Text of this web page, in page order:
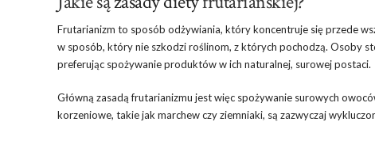
Frutarianizm to sposób odżywiania, który koncentruje się przede
w sposób, który nie szkodzi roślinom, z których pochodzą. Osoby
preferując spożywanie produktów w ich naturalnej, surowej postaci.
Główną zasadą frutarianizmu jest więc spożywanie surowych
korzeniowe, takie jak marchew czy ziemniaki, są zazwyczaj